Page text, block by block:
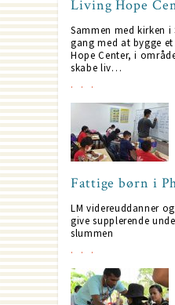
Living Hope
Sammen med kirken i
gang med at bygge
Hope Center, i
skabe liv…
Fattige børn i
LM videreuddanner
give supplerende
slummen